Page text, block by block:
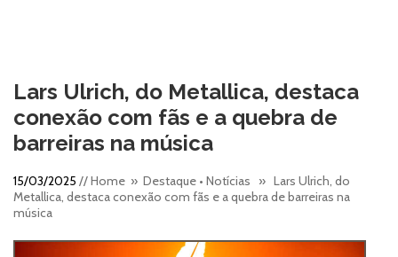
Lars Ulrich, do Metallica, destaca
conexão com fãs e a quebra de
barreiras na música
15/03/2025 //Home »Destaque •Notícias » Lars Ulrich, do
Metallica, destaca conexão com fãs e a quebra de barreiras na
música